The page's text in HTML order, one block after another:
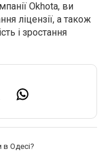
Okhota, ви
ліцензії, а також
і зростання
в Одесі?